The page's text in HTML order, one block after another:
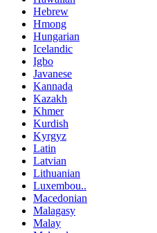
Hebrew
Hmong
Hungarian
Icelandic
Igbo
Javanese
Kannada
Kazakh
Khmer
Kurdish
Kyrgyz
Latin
Latvian
Lithuanian
Luxembou..
Macedonian
Malagasy
Malay